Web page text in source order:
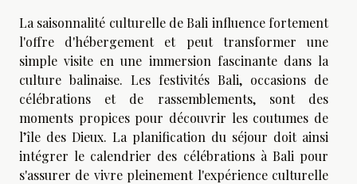
La saisonnalité culturelle de Bali influence fortement
l'offre d'hébergement et peut transformer une
simple visite en une immersion fascinante dans la
culture balinaise. Les festivités Bali, occasions de
célébrations et de rassemblements, sont des
moments propices pour découvrir les coutumes de
l’île des Dieux. La planification du séjour doit ainsi
intégrer le calendrier des célébrations à Bali pour
s'assurer de vivre pleinement l'expérience culturelle